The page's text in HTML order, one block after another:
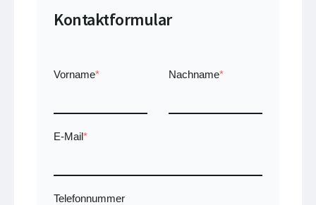
Kontaktformular
Vorname* Nachname*
E-Mail*
Telefonnummer